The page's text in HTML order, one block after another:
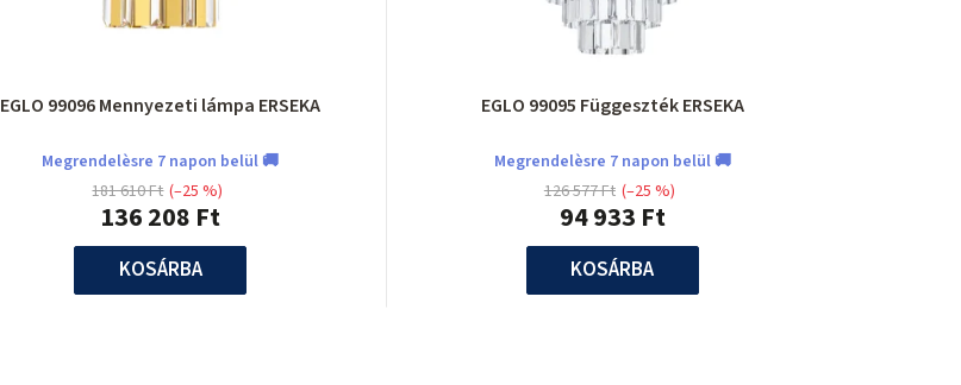
EGLO 99096 Mennyezeti lámpa ERSEKA
Megrendelèsre 7 napon belül 🚚
136 208 Ft
181 610 Ft (–25 %)
KOSÁRBA
EGLO 99095 Függeszték ERSEKA
Megrendelèsre 7 napon belül 🚚
94 933 Ft
126 577 Ft (–25 %)
KOSÁRBA